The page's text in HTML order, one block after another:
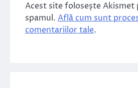
Acest site folosește Akismet
spamul. Află cum sunt
comentariilor tale.